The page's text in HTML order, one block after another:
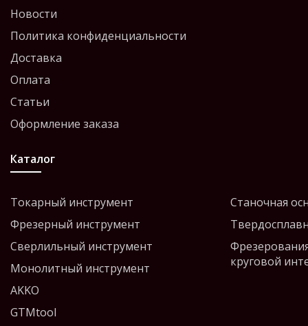
Новости
Политика конфиденциальности
Доставка
Оплата
Статьи
Оформление заказа
Каталог
Токарный инструмент
Фрезерный инструмент
Сверлильный инструмент
Монолитный инструмент
AKKO
GTMtool
Станочная
круговой